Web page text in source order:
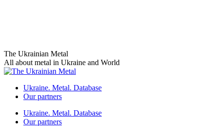
Skip
to
content
The Ukrainian Metal
All about metal in Ukraine and World
Ukraine. Metal. Database
Our partners
Ukraine. Metal. Database
Our partners